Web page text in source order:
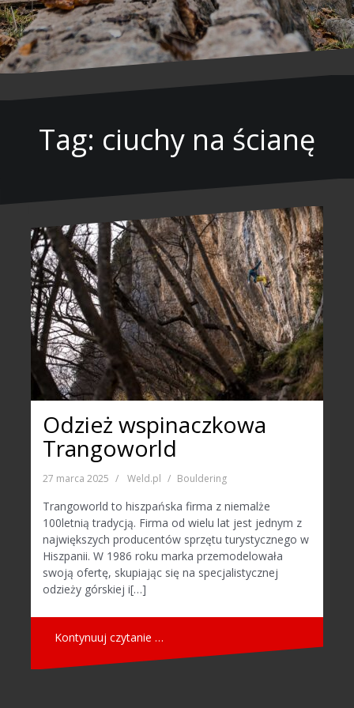
Tag: ciuchy na ścianę
Odzież wspinaczkowa
Trangoworld
27 marca 2025 Weld.pl Bouldering
Trangoworld to hiszpańska firma z niemalże
100letnią tradycją. Firma od wielu lat jest jednym z
największych producentów sprzętu turystycznego w
Hiszpanii. W 1986 roku marka przemodelowała
swoją ofertę, skupiając się na specjalistycznej
odzieży górskiej i[…]
Kontynuuj czytanie …